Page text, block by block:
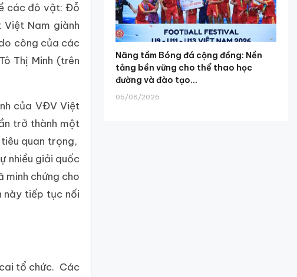
các đô vật: Đỗ
Nam giành
công của các
Thị Minh (trên
của VĐV Việt
trở thành một
quan trọng,
nhiều giải quốc
minh chứng cho
này tiếp tục nối
tổ chức. Các
Nâng tầm Bóng đá cộng đồng: Nền
tảng bền vững cho thể thao học
đường và đào tạo...
05/08/2026